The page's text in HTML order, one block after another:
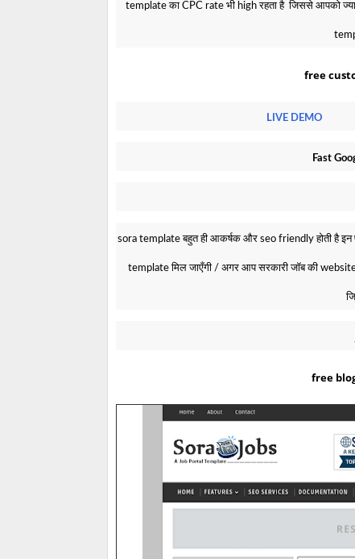
template का CPC rate भी high रहता है जिससे आपको
free
LIVE DEMO
Fast
sora template बहुत ही आकर्षक और seo friendly होती है
template मिल जाएँगी / अगर आप सरकारी जॉब की website
free